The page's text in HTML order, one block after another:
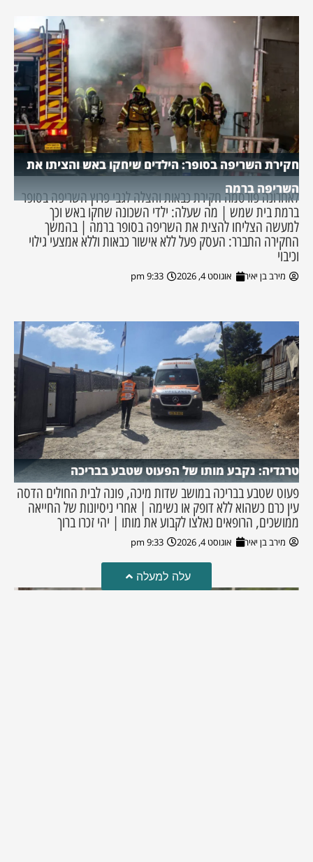
חקירת השריפה בסופר: הילדים שיחקו באש והציתו את
השריפה ברמה
לאחרונה פורסמה חקירת כבאות והצלה לגבי פרוץ השריפה בסופר
ברמת בית שמש | מה שעלה: ילדי השכונה שחקו באש וכך
למעשה הצליחו להצית את השריפה בסופר ברמה | בהמשך
החקירה התברר: העסק פעל ללא אישור כבאות וללא אמצעי גילוי
וכיבוי
מירב בן יאיר אוגוסט 4, 2026 9:33 pm
טרגדיה: נקבע מותו של הפעוט שטבע בבריכה
פעוט שטבע בבריכה במושב שדות מיכה, פונה לבית החולים הדסה
עין כרם כשהוא ללא דופק או נשימה | אחרי ניסיונות של החייאה
ממושכים, הרופאים נאלצו לקבוע את מותו | יהי זכרו ברוך
מירב בן יאיר אוגוסט 4, 2026 9:33 pm
עלה למעלה